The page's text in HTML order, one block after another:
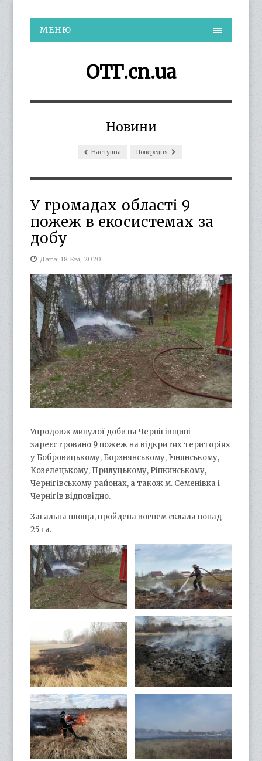
МЕНЮ
ОТГ.cn.ua
Новини
Наступна Попередня
У громадах області 9
пожеж в екосистемах за
добу
Дата: 18 Кві, 2020
Упродовж минулої доби на Чернігівщині
зареєстровано 9 пожеж на відкритих територіях
у Бобровицькому, Борзнянському, Ічнянському,
Козелецькому, Прилуцькому, Ріпкинському,
Чернігівському районах, а також м. Семенівка і
Чернігів відповідно.
Загальна площа, пройдена вогнем склала понад
25 га.